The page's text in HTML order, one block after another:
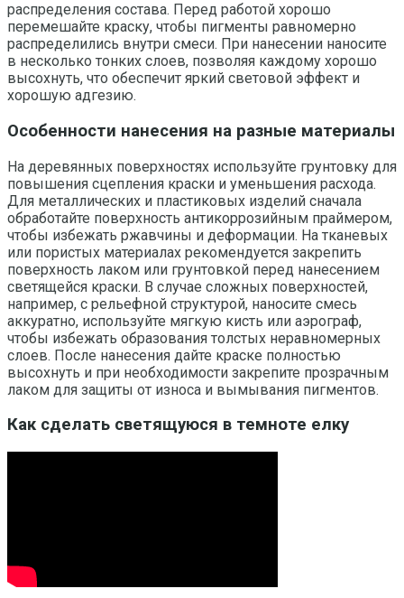
распределения состава. Перед работой хорошо
перемешайте краску, чтобы пигменты равномерно
распределились внутри смеси. При нанесении наносите
в несколько тонких слоев, позволяя каждому хорошо
высохнуть, что обеспечит яркий световой эффект и
хорошую адгезию.
Особенности нанесения на разные материалы
На деревянных поверхностях используйте грунтовку для
повышения сцепления краски и уменьшения расхода.
Для металлических и пластиковых изделий сначала
обработайте поверхность антикоррозийным праймером,
чтобы избежать ржавчины и деформации. На тканевых
или пористых материалах рекомендуется закрепить
поверхность лаком или грунтовкой перед нанесением
светящейся краски. В случае сложных поверхностей,
например, с рельефной структурой, наносите смесь
аккуратно, используйте мягкую кисть или аэрограф,
чтобы избежать образования толстых неравномерных
слоев. После нанесения дайте краске полностью
высохнуть и при необходимости закрепите прозрачным
лаком для защиты от износа и вымывания пигментов.
Как сделать светящуюся в темноте елку